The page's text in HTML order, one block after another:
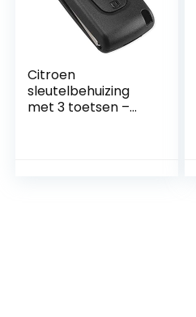
Citroen
sleutelbehuizing
met 3 toetsen –